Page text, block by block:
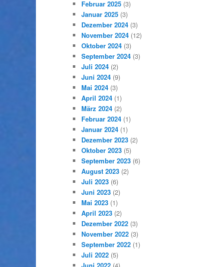
Februar 2025 (3)
Januar 2025 (3)
Dezember 2024 (3)
November 2024 (12)
Oktober 2024 (3)
September 2024 (3)
Juli 2024 (2)
Juni 2024 (9)
Mai 2024 (3)
April 2024 (1)
März 2024 (2)
Februar 2024 (1)
Januar 2024 (1)
Dezember 2023 (2)
Oktober 2023 (5)
September 2023 (6)
August 2023 (2)
Juli 2023 (6)
Juni 2023 (2)
Mai 2023 (1)
April 2023 (2)
Dezember 2022 (3)
November 2022 (3)
September 2022 (1)
Juli 2022 (5)
Juni 2022 (4)